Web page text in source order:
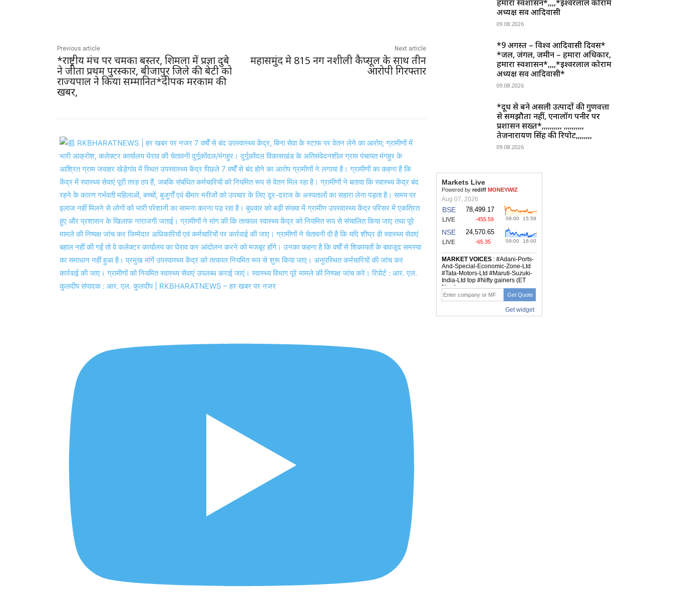
Previous article
*राष्ट्रीय मंच पर चमका बस्तर, शिमला में प्रज्ञा दुबे
ने जीता प्रथम पुरस्कार, बीजापुर जिले की बेटी को
राज्यपाल ने किया सम्मानित*दीपक मरकाम की
खबर,
Next article
महासमुंद मे 815 नग नशीली कैप्सूल के साथ तीन
आरोपी गिरफ्तार
हमारा स्वशासन*,,,,*ईश्वरलाल कोर्राम
अध्यक्ष सर्व आदिवासी
09.08.2026
*9 अगस्त – विश्व आदिवासी दिवस*
*जल, जंगल, जमीन – हमारा अधिकार,
हमारा स्वशासन*,,,,*ईश्वरलाल कोर्राम
अध्यक्ष सर्व आदिवासी*
09.08.2026
*दूध से बने असली उत्पादों की गुणवत्ता
से समझौता नहीं, एनालॉग पनीर पर
प्रशासन सख्त*,,,,,,,,,, ,,,,,,,,,,
तेजनारायण सिंह की रिपोर्ट,,,,,,,,
09.08.2026